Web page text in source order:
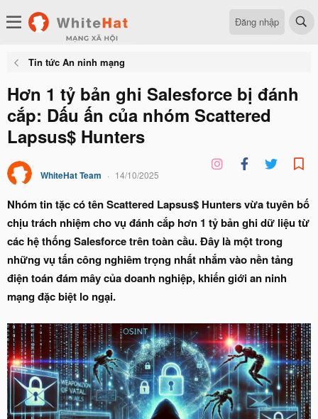
Đăng nhập
Tin tức An ninh mạng
Hơn 1 tỷ bản ghi Salesforce bị đánh
cắp: Dấu ấn của nhóm Scattered
Lapsus$ Hunters
WhiteHat Team 14/10/2025
Nhóm tin tặc có tên Scattered Lapsus$ Hunters vừa tuyên bố
chịu trách nhiệm cho vụ đánh cắp hơn 1 tỷ bản ghi dữ liệu từ
các hệ thống Salesforce trên toàn cầu. Đây là một trong
những vụ tấn công nghiêm trọng nhất nhắm vào nền tảng
điện toán đám mây của doanh nghiệp, khiến giới an ninh
mạng đặc biệt lo ngại.